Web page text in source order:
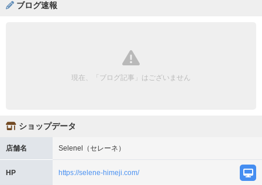
ブログ速報
現在、「ブログ記事」はございません
ショップデータ
店舗名 Selenel（セレーネ）
HP https://selene-himeji.com/